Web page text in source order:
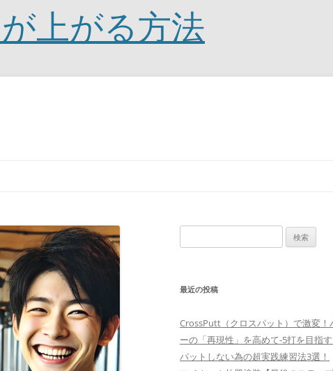
上がる方法
索:
最近の投稿
CrossPutt（クロスパット）で激変！
ーの「再現性」を高めて-5打を目指
パットしない為の超実践練習法3選！